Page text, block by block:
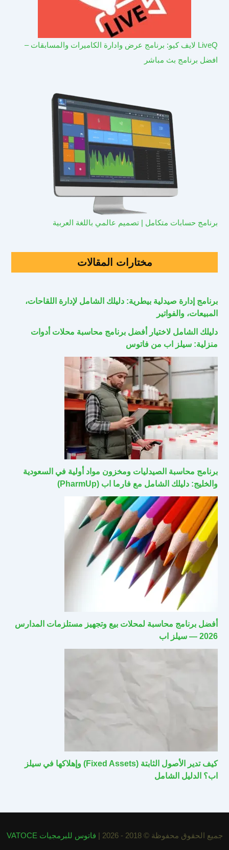
LiveQ لايف كيو: برنامج عرض وادارة الكاميرات والمسابقات –
افضل برنامج بث مباشر
برنامج حسابات متكامل | تصميم عالمي باللغة العربية
مختارات المقالات
برنامج إدارة صيدلية بيطرية: دليلك الشامل لإدارة اللقاحات،
المبيعات، والفواتير
دليلك الشامل لاختيار أفضل برنامج محاسبة محلات أدوات
منزلية: سيلز اب من فاتوس
برنامج محاسبة الصيدليات ومخزون مواد أولية في السعودية
والخليج: دليلك الشامل مع فارما اب (PharmUp)
أفضل برنامج محاسبة لمحلات بيع وتجهيز مستلزمات المدارس
2026 — سيلز اب
كيف تدير الأصول الثابتة (Fixed Assets) وإهلاكها في سيلز
اب؟ الدليل الشامل
جميع الحقوق محفوظة © 2018 - 2026 | فاتوس للبرمجيات VATOCE